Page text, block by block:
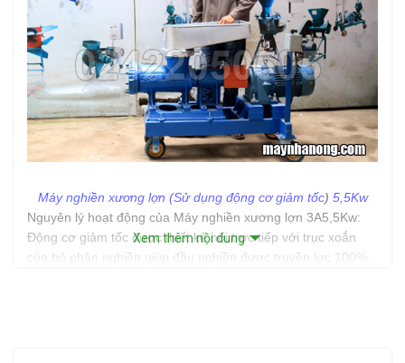
Máy nghiền xương lợn (Sử dụng động cơ giảm tốc) 5,5Kw
Nguyên lý hoạt động của Máy nghiền xương lợn 3A5,5Kw:
Động cơ giảm tốc được thiết kế nối trực tiếp với trục xoắn
của bộ phận nghiền giúp đầu nghiền được truyền lực 100%.
Xem thêm nội dung